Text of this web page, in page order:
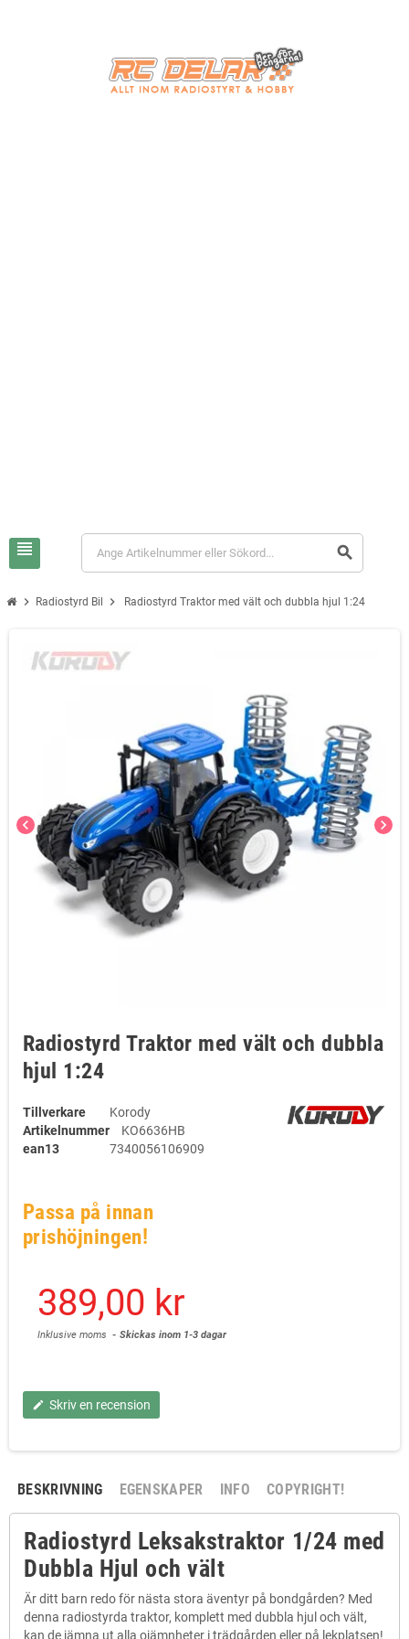
view_headline search
chevron_right Radiostyrd Bil chevron_right Radiostyrd Traktor med vält och dubbla hjul 1:24
chevron_left chevron_right
Radiostyrd Traktor med vält och dubbla
hjul 1:24
Tillverkare
Korody
Artikelnummer
KO6636HB
ean13
7340056106909
Passa på innan
prishöjningen!
389,00 kr
Inklusive moms Skickas inom 1-3 dagar
edit Skriv en recension
BESKRIVNING EGENSKAPER INFO COPYRIGHT!
Radiostyrd Leksakstraktor 1/24 med
Dubbla Hjul och vält
Är ditt barn redo för nästa stora äventyr på bondgården? Med
denna radiostyrda traktor, komplett med dubbla hjul och vält,
kan de jämna ut alla ojämnheter i trädgården eller på lekplatsen!